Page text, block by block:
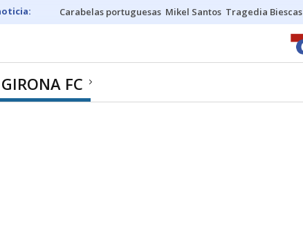
Carabelas portuguesas Mikel Santos Tragedia Biescas
GIRONA FC